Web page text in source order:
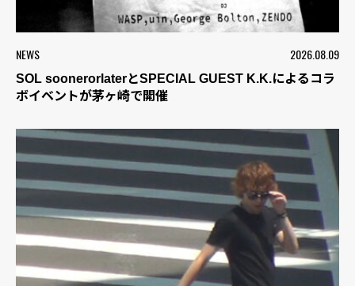
NEWS 2026.08.09
SOL soonerorlaterとSPECIAL GUEST K.K.によるコラ
ボイベントが茅ヶ崎で開催